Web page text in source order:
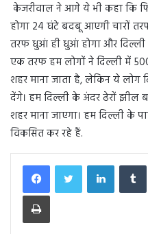
केजरीवाल ने आगे ये भी कहा कि
होगा 24 घंटे बदबू आएगी चारों
तरफ धुआं ही धुआं होगा और दिल्ली
एक तरफ हम लोगों ने दिल्ली में
शहर माना जाता है, लेकिन ये लोग
देंगे। हम दिल्ली के अंदर ढेरों झील
शहर माना जाएगा। हम दिल्ली के
विकसित कर रहे हैं.
LinkedIn
Print